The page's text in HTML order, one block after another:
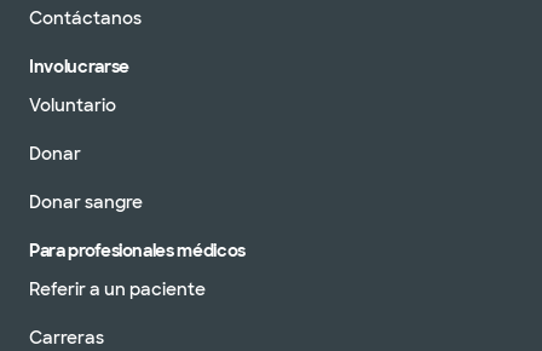
Contáctanos
Involucrarse
Voluntario
Donar
Donar sangre
Para profesionales médicos
Referir a un paciente
Carreras